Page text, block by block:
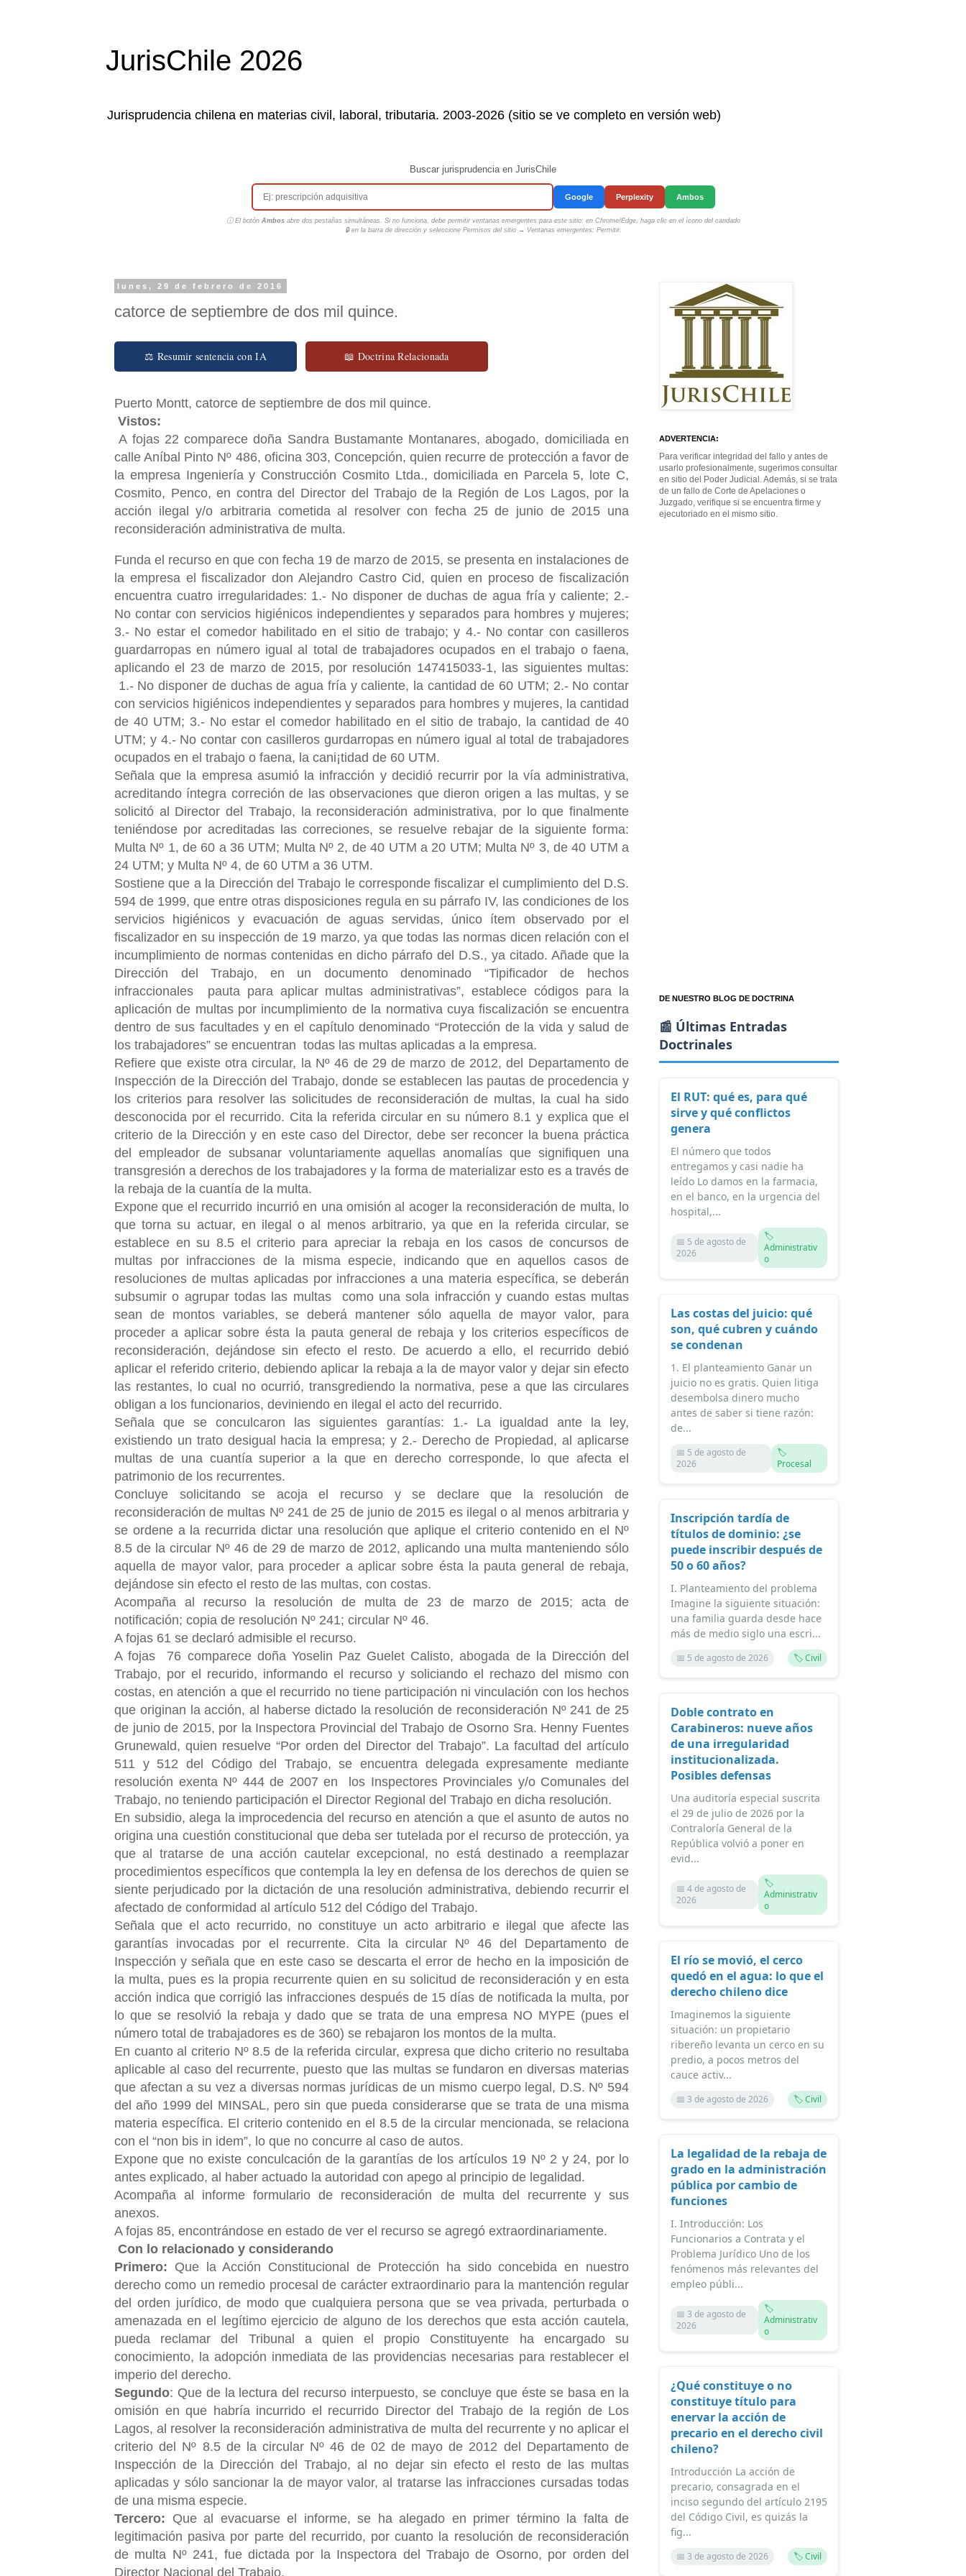
JurisChile 2026
Jurisprudencia chilena en materias civil, laboral, tributaria. 2003-2026 (sitio se ve completo en versión web)
Buscar jurisprudencia en JurisChile
Google Perplexity Ambos
ⓘ El botón Ambosabre dos pestañas simultáneas. Si no funciona, debe permitir ventanas emergentes para este sitio: en Chrome/Edge, haga clic en el ícono del candado
🔒 en la barra de dirección y seleccione Permisos del sitio → Ventanas emergentes: Permitir.
lunes, 29 de febrero de 2016
catorce de septiembre de dos mil quince.
⚖ Resumir sentencia con IA 📖 Doctrina Relacionada
Puerto Montt, catorce de septiembre de dos mil quince.
Vistos:
A fojas 22 comparece doña Sandra Bustamante Montanares, abogado, domiciliada en
calle Aníbal Pinto Nº 486, oficina 303, Concepción, quien recurre de protección a favor de
la empresa Ingeniería y Construcción Cosmito Ltda., domiciliada en Parcela 5, lote C,
Cosmito, Penco, en contra del Director del Trabajo de la Región de Los Lagos, por la
acción ilegal y/o arbitraria cometida al resolver con fecha 25 de junio de 2015 una
reconsideración administrativa de multa.
Funda el recurso en que con fecha 19 de marzo de 2015, se presenta en instalaciones de
la empresa el fiscalizador don Alejandro Castro Cid, quien en proceso de fiscalización
encuentra cuatro irregularidades: 1.- No disponer de duchas de agua fría y caliente; 2.-
No contar con servicios higiénicos independientes y separados para hombres y mujeres;
3.- No estar el comedor habilitado en el sitio de trabajo; y 4.- No contar con casilleros
guardarropas en número igual al total de trabajadores ocupados en el trabajo o faena,
aplicando el 23 de marzo de 2015, por resolución 147415033-1, las siguientes multas:
1.- No disponer de duchas de agua fría y caliente, la cantidad de 60 UTM; 2.- No contar
con servicios higiénicos independientes y separados para hombres y mujeres, la cantidad
de 40 UTM; 3.- No estar el comedor habilitado en el sitio de trabajo, la cantidad de 40
UTM; y 4.- No contar con casilleros gurdarropas en número igual al total de trabajadores
ocupados en el trabajo o faena, la cani¡tidad de 60 UTM.
Señala que la empresa asumió la infracción y decidió recurrir por la vía administrativa,
acreditando íntegra correción de las observaciones que dieron origen a las multas, y se
solicitó al Director del Trabajo, la reconsideración administrativa, por lo que finalmente
teniéndose por acreditadas las correciones, se resuelve rebajar de la siguiente forma:
Multa Nº 1, de 60 a 36 UTM; Multa Nº 2, de 40 UTM a 20 UTM; Multa Nº 3, de 40 UTM a
24 UTM; y Multa Nº 4, de 60 UTM a 36 UTM.
Sostiene que a la Dirección del Trabajo le corresponde fiscalizar el cumplimiento del D.S.
594 de 1999, que entre otras disposiciones regula en su párrafo IV, las condiciones de los
servicios higiénicos y evacuación de aguas servidas, único ítem observado por el
fiscalizador en su inspección de 19 marzo, ya que todas las normas dicen relación con el
incumplimiento de normas contenidas en dicho párrafo del D.S., ya citado. Añade que la
Dirección del Trabajo, en un documento denominado “Tipificador de hechos
infraccionales pauta para aplicar multas administrativas”, establece códigos para la
aplicación de multas por incumplimiento de la normativa cuya fiscalización se encuentra
dentro de sus facultades y en el capítulo denominado “Protección de la vida y salud de
los trabajadores” se encuentran todas las multas aplicadas a la empresa.
Refiere que existe otra circular, la Nº 46 de 29 de marzo de 2012, del Departamento de
Inspección de la Dirección del Trabajo, donde se establecen las pautas de procedencia y
los criterios para resolver las solicitudes de reconsideración de multas, la cual ha sido
desconocida por el recurrido. Cita la referida circular en su número 8.1 y explica que el
criterio de la Dirección y en este caso del Director, debe ser reconcer la buena práctica
del empleador de subsanar voluntariamente aquellas anomalías que signifiquen una
transgresión a derechos de los trabajadores y la forma de materializar esto es a través de
la rebaja de la cuantía de la multa.
Expone que el recurrido incurrió en una omisión al acoger la reconsideración de multa, lo
que torna su actuar, en ilegal o al menos arbitrario, ya que en la referida circular, se
establece en su 8.5 el criterio para apreciar la rebaja en los casos de concursos de
multas por infracciones de la misma especie, indicando que en aquellos casos de
resoluciones de multas aplicadas por infracciones a una materia específica, se deberán
subsumir o agrupar todas las multas como una sola infracción y cuando estas multas
sean de montos variables, se deberá mantener sólo aquella de mayor valor, para
proceder a aplicar sobre ésta la pauta general de rebaja y los criterios específicos de
reconsideración, dejándose sin efecto el resto. De acuerdo a ello, el recurrido debió
aplicar el referido criterio, debiendo aplicar la rebaja a la de mayor valor y dejar sin efecto
las restantes, lo cual no ocurrió, transgrediendo la normativa, pese a que las circulares
obligan a los funcionarios, deviniendo en ilegal el acto del recurrido.
Señala que se conculcaron las siguientes garantías: 1.- La igualdad ante la ley,
existiendo un trato desigual hacia la empresa; y 2.- Derecho de Propiedad, al aplicarse
multas de una cuantía superior a la que en derecho corresponde, lo que afecta el
patrimonio de los recurrentes.
Concluye solicitando se acoja el recurso y se declare que la resolución de
reconsideración de multas Nº 241 de 25 de junio de 2015 es ilegal o al menos arbitraria y
se ordene a la recurrida dictar una resolución que aplique el criterio contenido en el Nº
8.5 de la circular Nº 46 de 29 de marzo de 2012, aplicando una multa manteniendo sólo
aquella de mayor valor, para proceder a aplicar sobre ésta la pauta general de rebaja,
dejándose sin efecto el resto de las multas, con costas.
Acompaña al recurso la resolución de multa de 23 de marzo de 2015; acta de
notificación; copia de resolución Nº 241; circular Nº 46.
A fojas 61 se declaró admisible el recurso.
A fojas 76 comparece doña Yoselin Paz Guelet Calisto, abogada de la Dirección del
Trabajo, por el recurido, informando el recurso y soliciando el rechazo del mismo con
costas, en atención a que el recurrido no tiene participación ni vinculación con los hechos
que originan la acción, al haberse dictado la resolución de reconsideración Nº 241 de 25
de junio de 2015, por la Inspectora Provincial del Trabajo de Osorno Sra. Henny Fuentes
Grunewald, quien resuelve “Por orden del Director del Trabajo”. La facultad del artículo
511 y 512 del Código del Trabajo, se encuentra delegada expresamente mediante
resolución exenta Nº 444 de 2007 en los Inspectores Provinciales y/o Comunales del
Trabajo, no teniendo participación el Director Regional del Trabajo en dicha resolución.
En subsidio, alega la improcedencia del recurso en atención a que el asunto de autos no
origina una cuestión constitucional que deba ser tutelada por el recurso de protección, ya
que al tratarse de una acción cautelar excepcional, no está destinado a reemplazar
procedimientos específicos que contempla la ley en defensa de los derechos de quien se
siente perjudicado por la dictación de una resolución administrativa, debiendo recurrir el
afectado de conformidad al artículo 512 del Código del Trabajo.
Señala que el acto recurrido, no constituye un acto arbitrario e ilegal que afecte las
garantías invocadas por el recurrente. Cita la circular Nº 46 del Departamento de
Inspección y señala que en este caso se descarta el error de hecho en la imposición de
la multa, pues es la propia recurrente quien en su solicitud de reconsideración y en esta
acción indica que corrigió las infracciones después de 15 días de notificada la multa, por
lo que se resolvió la rebaja y dado que se trata de una empresa NO MYPE (pues el
número total de trabajadores es de 360) se rebajaron los montos de la multa.
En cuanto al criterio Nº 8.5 de la referida circular, expresa que dicho criterio no resultaba
aplicable al caso del recurrente, puesto que las multas se fundaron en diversas materias
que afectan a su vez a diversas normas jurídicas de un mismo cuerpo legal, D.S. Nº 594
del año 1999 del MINSAL, pero sin que pueda considerarse que se trata de una misma
materia específica. El criterio contenido en el 8.5 de la circular mencionada, se relaciona
con el “non bis in idem”, lo que no concurre al caso de autos.
Expone que no existe conculcación de la garantías de los artículos 19 Nº 2 y 24, por lo
antes explicado, al haber actuado la autoridad con apego al principio de legalidad.
Acompaña al informe formulario de reconsideración de multa del recurrente y sus
anexos.
A fojas 85, encontrándose en estado de ver el recurso se agregó extraordinariamente.
Con lo relacionado y considerando
Primero: Que la Acción Constitucional de Protección ha sido concebida en nuestro
derecho como un remedio procesal de carácter extraordinario para la mantención regular
del orden jurídico, de modo que cualquiera persona que se vea privada, perturbada o
amenazada en el legítimo ejercicio de alguno de los derechos que esta acción cautela,
pueda reclamar del Tribunal a quien el propio Constituyente ha encargado su
conocimiento, la adopción inmediata de las providencias necesarias para restablecer el
imperio del derecho.
Segundo: Que de la lectura del recurso interpuesto, se concluye que éste se basa en la
omisión en que habría incurrido el recurrido Director del Trabajo de la región de Los
Lagos, al resolver la reconsideración administrativa de multa del recurrente y no aplicar el
criterio del Nº 8.5 de la circular Nº 46 de 02 de mayo de 2012 del Departamento de
Inspección de la Dirección del Trabajo, al no dejar sin efecto el resto de las multas
aplicadas y sólo sancionar la de mayor valor, al tratarse las infracciones cursadas todas
de una misma especie.
Tercero: Que al evacuarse el informe, se ha alegado en primer término la falta de
legitimación pasiva por parte del recurrido, por cuanto la resolución de reconsideración
de multa Nº 241, fue dictada por la Inspectora del Trabajo de Osorno, por orden del
Director Nacional del Trabajo.
ADVERTENCIA:
Para verificar integridad del fallo y antes de
usarlo profesionalmente, sugerimos consultar
en sitio del Poder Judicial. Además, si se trata
de un fallo de Corte de Apelaciones o
Juzgado, verifique si se encuentra firme y
ejecutoriado en el mismo sitio.
DE NUESTRO BLOG DE DOCTRINA
📰 Últimas Entradas
Doctrinales
El RUT: qué es, para qué
sirve y qué conflictos
genera
El número que todos
entregamos y casi nadie ha
leído Lo damos en la farmacia,
en el banco, en la urgencia del
hospital,...
📅 5 de agosto de
2026
🏷️
Administrativ
o
Las costas del juicio: qué
son, qué cubren y cuándo
se condenan
1. El planteamiento Ganar un
juicio no es gratis. Quien litiga
desembolsa dinero mucho
antes de saber si tiene razón:
de...
📅 5 de agosto de
2026
🏷️
Procesal
Inscripción tardía de
títulos de dominio: ¿se
puede inscribir después de
50 o 60 años?
I. Planteamiento del problema
Imagine la siguiente situación:
una familia guarda desde hace
más de medio siglo una escri...
📅 5 de agosto de 2026 🏷️ Civil
Doble contrato en
Carabineros: nueve años
de una irregularidad
institucionalizada.
Posibles defensas
Una auditoría especial suscrita
el 29 de julio de 2026 por la
Contraloría General de la
República volvió a poner en
evid...
📅 4 de agosto de
2026
🏷️
Administrativ
o
El río se movió, el cerco
quedó en el agua: lo que el
derecho chileno dice
Imaginemos la siguiente
situación: un propietario
ribereño levanta un cerco en su
predio, a pocos metros del
cauce activ...
📅 3 de agosto de 2026 🏷️ Civil
La legalidad de la rebaja de
grado en la administración
pública por cambio de
funciones
I. Introducción: Los
Funcionarios a Contrata y el
Problema Jurídico Uno de los
fenómenos más relevantes del
empleo públi...
📅 3 de agosto de
2026
🏷️
Administrativ
o
¿Qué constituye o no
constituye título para
enervar la acción de
precario en el derecho civil
chileno?
Introducción La acción de
precario, consagrada en el
inciso segundo del artículo 2195
del Código Civil, es quizás la
fig...
📅 3 de agosto de 2026 🏷️ Civil